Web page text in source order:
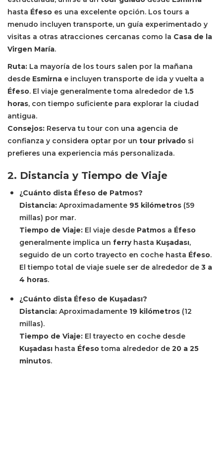
hasta Éfeso es una excelente opción. Los tours a
menudo incluyen transporte, un guía experimentado y
visitas a otras atracciones cercanas como la Casa de la
Virgen María.
Ruta: La mayoría de los tours salen por la mañana
desde Esmirna e incluyen transporte de ida y vuelta a
Éfeso. El viaje generalmente toma alrededor de 1.5
horas, con tiempo suficiente para explorar la ciudad
antigua.
Consejos: Reserva tu tour con una agencia de
confianza y considera optar por un tour privado si
prefieres una experiencia más personalizada.
2. Distancia y Tiempo de Viaje
¿Cuánto dista Éfeso de Patmos?
Distancia: Aproximadamente 95 kilómetros (59
millas) por mar.
Tiempo de Viaje: El viaje desde Patmos a Éfeso
generalmente implica un ferryhasta Kuşadası,
seguido de un corto trayecto en coche hasta Éfeso.
El tiempo total de viaje suele ser de alrededor de 3 a
4 horas.
¿Cuánto dista Éfeso de Kuşadası?
Distancia: Aproximadamente 19 kilómetros (12
millas).
Tiempo de Viaje: El trayecto en coche desde
Kuşadası hasta Éfesotoma alrededor de 20 a 25
minutos.